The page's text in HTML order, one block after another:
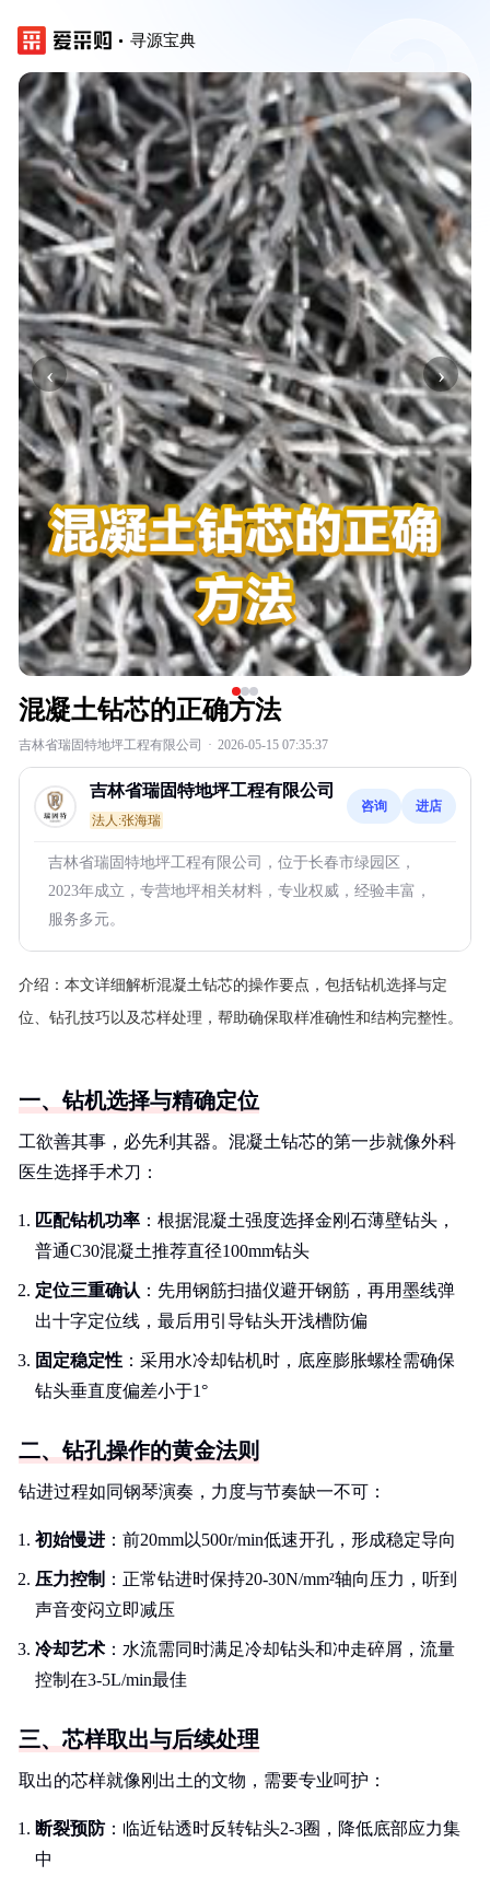
寻源宝典
‹ ›
混凝土钻芯的正确方法
吉林省瑞固特地坪工程有限公司 · 2026-05-15 07:35:37
吉林省瑞固特地坪工程有限公司
法人:张海瑞
咨询 进店
吉林省瑞固特地坪工程有限公司，位于长春市绿园区，
2023年成立，专营地坪相关材料，专业权威，经验丰富，
服务多元。
介绍： 本文详细解析混凝土钻芯的操作要点，包括钻机选择与定
位、钻孔技巧以及芯样处理，帮助确保取样准确性和结构完整性。
一、钻机选择与精确定位
工欲善其事，必先利其器。混凝土钻芯的第一步就像外科
医生选择手术刀：
匹配钻机功率 ：根据混凝土强度选择金刚石薄壁钻头，
普通C30混凝土推荐直径100mm钻头
定位三重确认 ：先用钢筋扫描仪避开钢筋，再用墨线弹
出十字定位线，最后用引导钻头开浅槽防偏
固定稳定性 ：采用水冷却钻机时，底座膨胀螺栓需确保
钻头垂直度偏差小于1°
二、钻孔操作的黄金法则
钻进过程如同钢琴演奏，力度与节奏缺一不可：
初始慢进 ：前20mm以500r/min低速开孔，形成稳定导向
压力控制 ：正常钻进时保持20-30N/mm²轴向压力，听到
声音变闷立即减压
冷却艺术 ：水流需同时满足冷却钻头和冲走碎屑，流量
控制在3-5L/min最佳
三、芯样取出与后续处理
取出的芯样就像刚出土的文物，需要专业呵护：
断裂预防：临近钻透时反转钻头2-3圈，降低底部应力集
中